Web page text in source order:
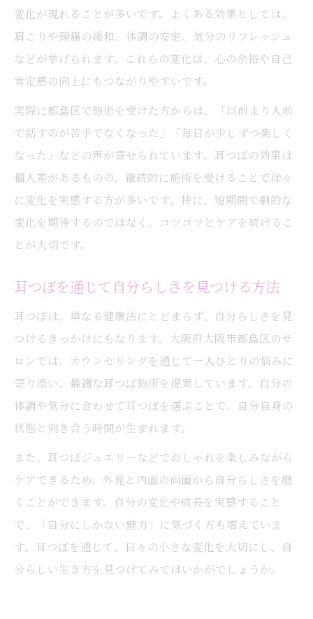
変化が現れることが多いです。よくある効果としては、
肩こりや頭痛の緩和、体調の安定、気分のリフレッシュ
などが挙げられます。これらの変化は、心の余裕や自己
肯定感の向上にもつながりやすいです。
実際に都島区で施術を受けた方からは、「以前より人前
で話すのが苦手でなくなった」「毎日が少しずつ楽しく
なった」などの声が寄せられています。耳つぼの効果は
個人差があるものの、継続的に施術を受けることで徐々
に変化を実感する方が多いです。特に、短期間で劇的な
変化を期待するのではなく、コツコツとケアを続けるこ
とが大切です。
耳つぼを通じて自分らしさを見つける方法
耳つぼは、単なる健康法にとどまらず、自分らしさを見
つけるきっかけにもなります。大阪府大阪市都島区のサ
ロンでは、カウンセリングを通じて一人ひとりの悩みに
寄り添い、最適な耳つぼ施術を提案しています。自分の
体調や気分に合わせて耳つぼを選ぶことで、自分自身の
状態と向き合う時間が生まれます。
また、耳つぼジュエリーなどでおしゃれを楽しみながら
ケアできるため、外見と内面の両面から自分らしさを磨
くことができます。自分の変化や成長を実感すること
で、「自分にしかない魅力」に気づく方も増えていま
す。耳つぼを通じて、日々の小さな変化を大切にし、自
分らしい生き方を見つけてみてはいかがでしょうか。